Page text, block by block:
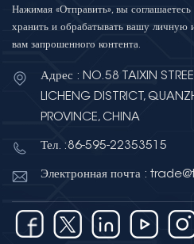
Нажимая «Отправить», вы
хранить и обрабатывать вашу личную
вам запрошенного контента.
Адрес : NO.58 TAIXIN
LICHENG DISTRICT,
PROVINCE, CHINA
Тел. :86-595-22353515
Электронная почта :